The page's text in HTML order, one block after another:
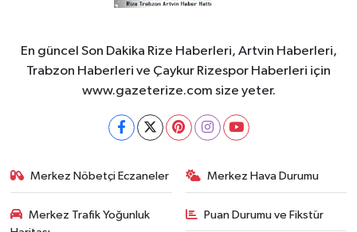
En güncel Son Dakika Rize Haberleri, Artvin Haberleri,
Trabzon Haberleri ve Çaykur Rizespor Haberleri için
www.gazeterize.com size yeter.
Merkez Nöbetçi Eczaneler Merkez Hava Durumu
Merkez Trafik Yoğunluk
Puan Durumu ve Fikstür